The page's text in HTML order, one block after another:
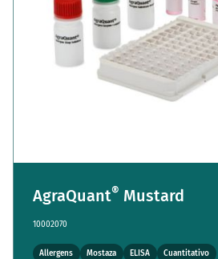
AgraQuant® Mustard
10002070
Allergens Mostaza ELISA Cuantitativo